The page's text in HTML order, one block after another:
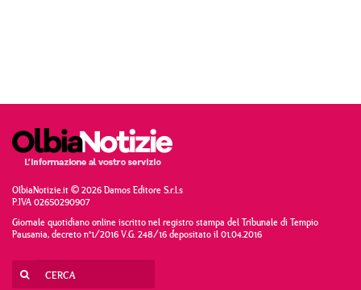
OlbiaNotizie.it © 2026 Damos Editore S.r.l.s
P.IVA 02650290907
Giornale quotidiano online iscritto nel registro stampa del Tribunale di Tempio
Pausania, decreto n°1/2016 V.G. 248/16 depositato il 01.04.2016